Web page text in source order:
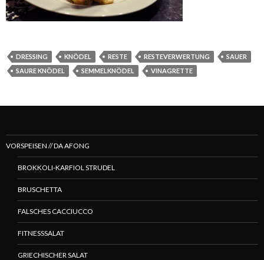
DRESSING KNÖDEL RESTE RESTEVERWERTUNG
SAUER
SAURE KNÖDEL
SEMMELKNÖDEL VINAGRETTE
VORSPEISEN // DA AFONG
BROKKOLI-KARFIOL STRUDEL
BRUSCHETTA
FALSCHES CACCIUCCO
FITNESSSALAT
GRIECHISCHER SALAT